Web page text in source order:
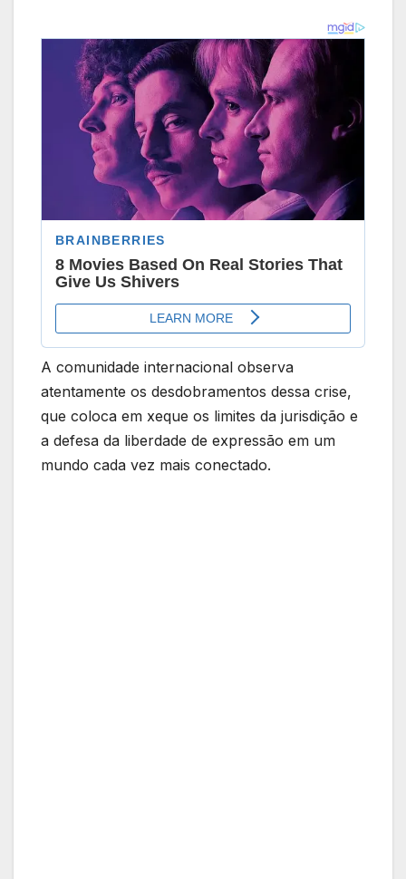
A comunidade internacional observa
atentamente os desdobramentos dessa crise,
que coloca em xeque os limites da jurisdição e
a defesa da liberdade de expressão em um
mundo cada vez mais conectado.